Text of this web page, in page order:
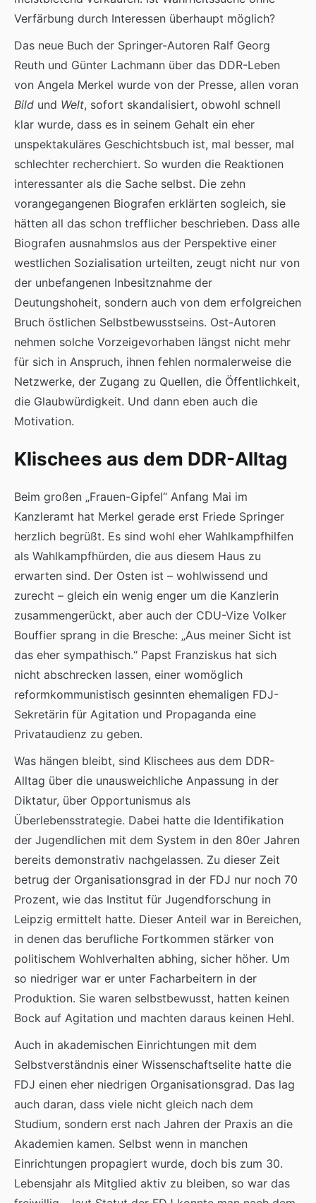
Verfärbung durch Interessen überhaupt möglich?
Das neue Buch der Springer-Autoren Ralf Georg
Reuth und Günter Lachmann über das DDR-Leben
von Angela Merkel wurde von der Presse, allen voran
Bild und Welt, sofort skandalisiert, obwohl schnell
klar wurde, dass es in seinem Gehalt ein eher
unspektakuläres Geschichtsbuch ist, mal besser, mal
schlechter recherchiert. So wurden die Reaktionen
interessanter als die Sache selbst. Die zehn
vorangegangenen Biografen erklärten sogleich, sie
hätten all das schon trefflicher beschrieben. Dass alle
Biografen ausnahmslos aus der Perspektive einer
westlichen Sozialisation urteilten, zeugt nicht nur von
der unbefangenen Inbesitznahme der
Deutungshoheit, sondern auch von dem erfolgreichen
Bruch östlichen Selbstbewusstseins. Ost-Autoren
nehmen solche Vorzeigevorhaben längst nicht mehr
für sich in Anspruch, ihnen fehlen normalerweise die
Netzwerke, der Zugang zu Quellen, die Öffentlichkeit,
die Glaubwürdigkeit. Und dann eben auch die
Motivation.
Klischees aus dem DDR-Alltag
Beim großen „Frauen-Gipfel“ Anfang Mai im
Kanzleramt hat Merkel gerade erst Friede Springer
herzlich begrüßt. Es sind wohl eher Wahlkampfhilfen
als Wahlkampfhürden, die aus diesem Haus zu
erwarten sind. Der Osten ist – wohlwissend und
zurecht – gleich ein wenig enger um die Kanzlerin
zusammengerückt, aber auch der CDU-Vize Volker
Bouffier sprang in die Bresche: „Aus meiner Sicht ist
das eher sympathisch.“ Papst Franziskus hat sich
nicht abschrecken lassen, einer womöglich
reformkommunistisch gesinnten ehemaligen FDJ-
Sekretärin für Agitation und Propaganda eine
Privataudienz zu geben.
Was hängen bleibt, sind Klischees aus dem DDR-
Alltag über die unausweichliche Anpassung in der
Diktatur, über Opportunismus als
Überlebensstrategie. Dabei hatte die Identifikation
der Jugendlichen mit dem System in den 80er Jahren
bereits demonstrativ nachgelassen. Zu dieser Zeit
betrug der Organisationsgrad in der FDJ nur noch 70
Prozent, wie das Institut für Jugendforschung in
Leipzig ermittelt hatte. Dieser Anteil war in Bereichen,
in denen das berufliche Fortkommen stärker von
politischem Wohlverhalten abhing, sicher höher. Um
so niedriger war er unter Facharbeitern in der
Produktion. Sie waren selbstbewusst, hatten keinen
Bock auf Agitation und machten daraus keinen Hehl.
Auch in akademischen Einrichtungen mit dem
Selbstverständnis einer Wissenschaftselite hatte die
FDJ einen eher niedrigen Organisationsgrad. Das lag
auch daran, dass viele nicht gleich nach dem
Studium, sondern erst nach Jahren der Praxis an die
Akademien kamen. Selbst wenn in manchen
Einrichtungen propagiert wurde, doch bis zum 30.
Lebensjahr als Mitglied aktiv zu bleiben, so war das